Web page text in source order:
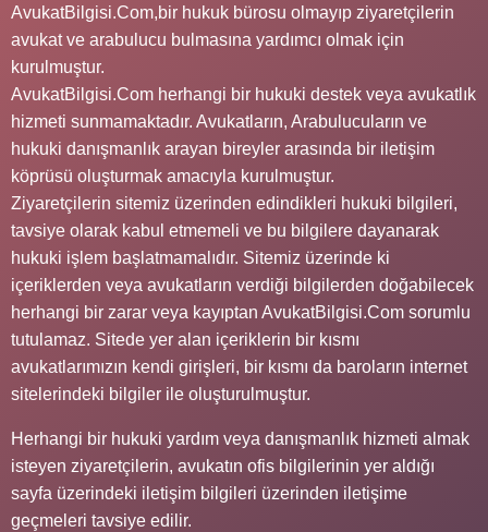
AvukatBilgisi.Com,bir hukuk bürosu olmayıp ziyaretçilerin
avukat ve arabulucu bulmasına yardımcı olmak için
kurulmuştur.
AvukatBilgisi.Com herhangi bir hukuki destek veya avukatlık
hizmeti sunmamaktadır. Avukatların, Arabulucuların ve
hukuki danışmanlık arayan bireyler arasında bir iletişim
köprüsü oluşturmak amacıyla kurulmuştur.
Ziyaretçilerin sitemiz üzerinden edindikleri hukuki bilgileri,
tavsiye olarak kabul etmemeli ve bu bilgilere dayanarak
hukuki işlem başlatmamalıdır. Sitemiz üzerinde ki
içeriklerden veya avukatların verdiği bilgilerden doğabilecek
herhangi bir zarar veya kayıptan AvukatBilgisi.Com sorumlu
tutulamaz. Sitede yer alan içeriklerin bir kısmı
avukatlarımızın kendi girişleri, bir kısmı da baroların internet
sitelerindeki bilgiler ile oluşturulmuştur.
Herhangi bir hukuki yardım veya danışmanlık hizmeti almak
isteyen ziyaretçilerin, avukatın ofis bilgilerinin yer aldığı
sayfa üzerindeki iletişim bilgileri üzerinden iletişime
geçmeleri tavsiye edilir.